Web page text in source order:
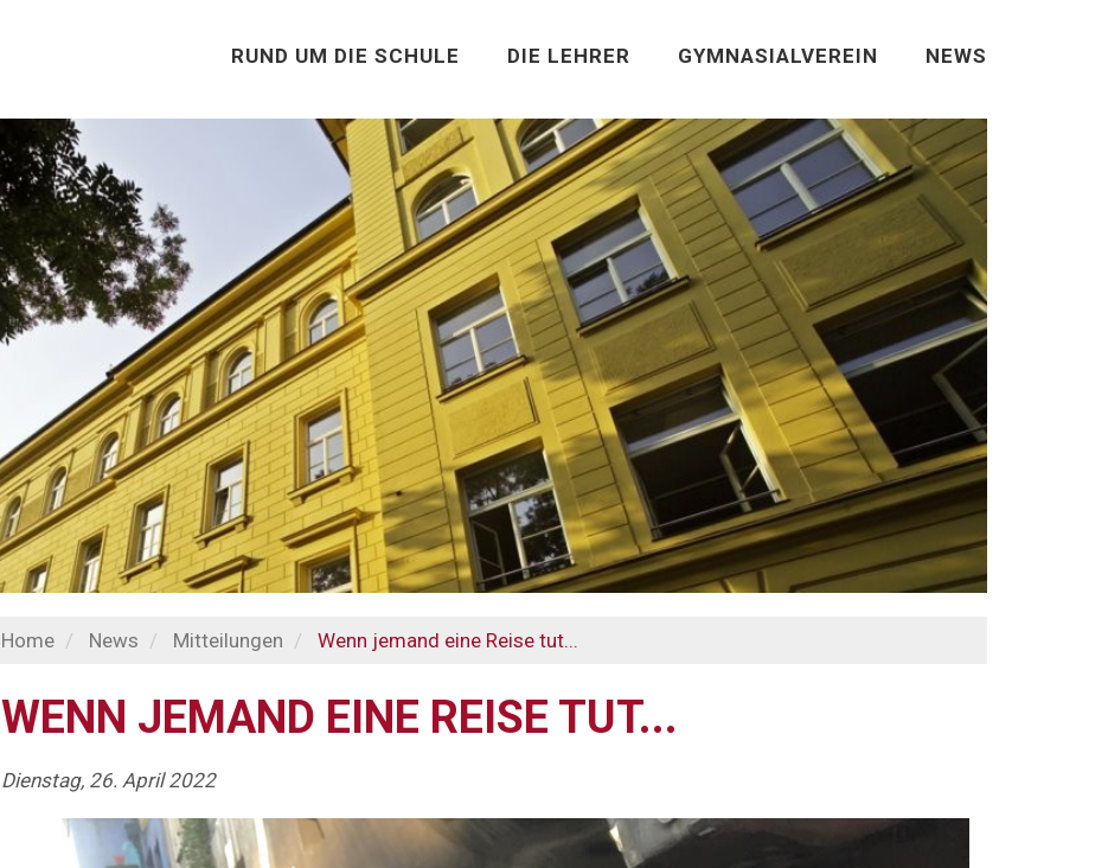
RUND UM DIE SCHULE DIE LEHRER GYMNASIALVEREIN NEWS
Home News Mitteilungen Wenn jemand eine Reise tut...
WENN JEMAND EINE REISE TUT...
Dienstag, 26. April 2022